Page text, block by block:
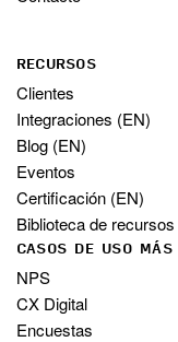
RECURSOS
Clientes
Integraciones (EN)
Blog (EN)
Eventos
Certificación (EN)
Biblioteca de recursos
CASOS DE USO MÁS
NPS
CX Digital
Encuestas